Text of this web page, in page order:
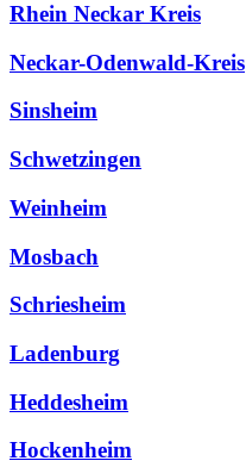
Rhein Neckar Kreis
Neckar-Odenwald-Kreis
Sinsheim
Schwetzingen
Weinheim
Mosbach
Schriesheim
Ladenburg
Heddesheim
Hockenheim